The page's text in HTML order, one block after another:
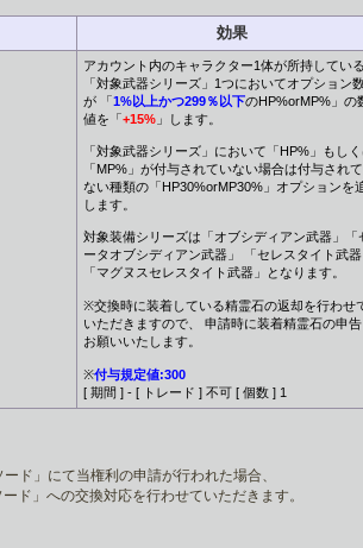
効果
アカウント内のキャラクター1体が所持してい
「対象武器シリーズ」1つにおいてオプション
が 「1%以上かつ299％以下のHP%orMP%」の
値を「+15% 」します。
「対象武器シリーズ」において「HP%」もし
「MP%」が付与されていない場合は付与され
ない種類の「HP30%orMP30%」オプションを
します。
対象装備シリーズは「オブシディアン武器」「
ータオブシディアン武器」 「セレスタイト武
「マグヌスセレスタイト武器」となります。
※交換時に装着している精霊石の返却を行わせ
いただきますので、 申請時に装着精霊石の申
お願いいたします。
※付与規定値:300
[ 期間 ] - [ トレード ] 不可 [ 個数 ] 1
ド」にて当権利の申請が行われた場合、
ド」への交換対応を行わせていただきます。